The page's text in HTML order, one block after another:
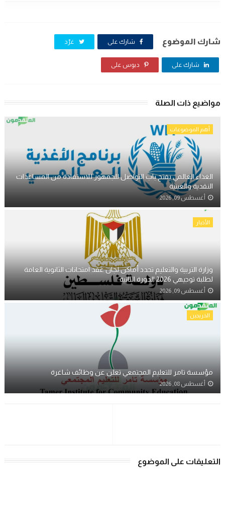
شارك الموضوع شارك على غرّد
شارك على دبوس على
مواضيع ذات الصلة
أهم الموضوعات
الغذاء العالمي يفتح باب التواصل للجمهور للاستفادة من المساعدات
النقدية والعينية
أغسطس 09, 2026
الأخبار
وزارة التربية والتعليم تحدد أماكن لجان عقد امتحانات الثانوية العامة
لطلبة توجيهي 2026 الدورة الثانية
أغسطس 09, 2026
الخريجين
مؤسسة تامر للتعليم المجتمعي تعلن عن وظائف شاغرة
أغسطس 08, 2026
التعليقات على الموضوع